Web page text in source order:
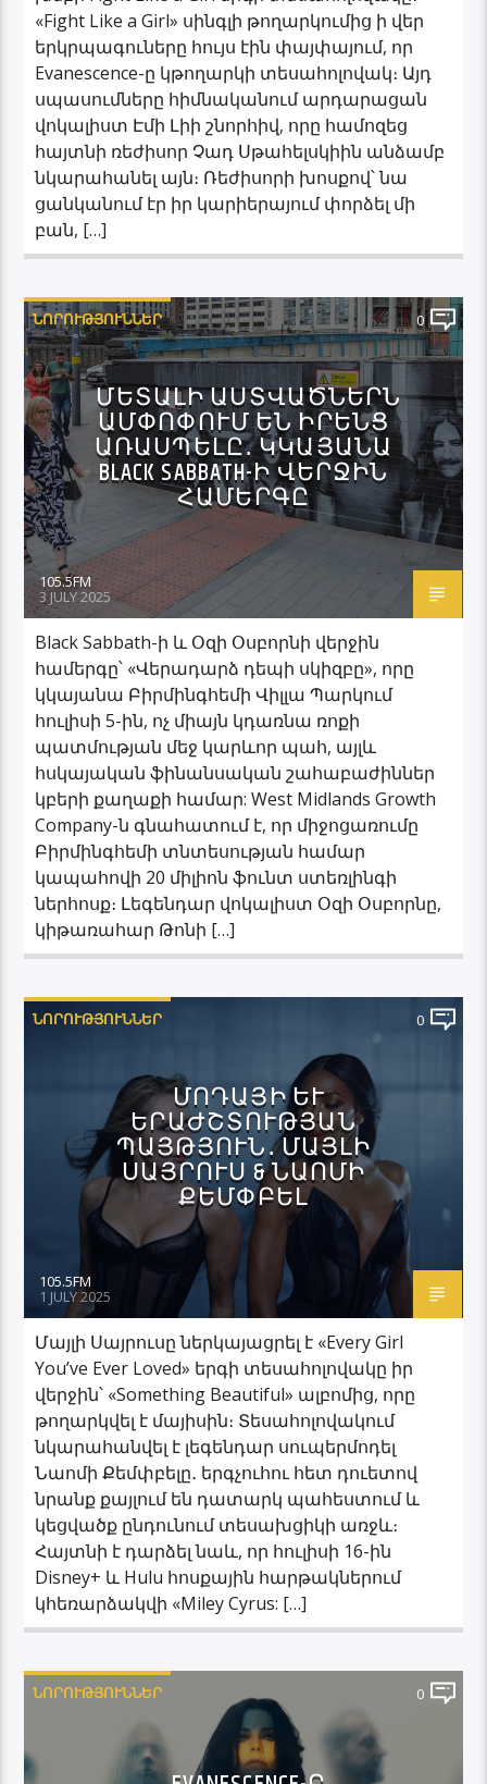
«Fight Like a Girl» սինգլի թողարկումից ի վեր
երկրպագուները հույս էին փայփայում, որ
Evanescence-ը կթողարկի տեսահոլովակ։ Այդ
սպասումները հիմնականում արդարացան
վոկալիստ Էմի Լիի շնորհիվ, որը համոզեց
հայտնի ռեժիսոր Չադ Սթահելսկիին անձամբ
նկարահանել այն։ Ռեժիսորի խոսքով՝ նա
ցանկանում էր իր կարիերայում փորձել մի
բան, […]
ՆՈՐՈՒԹՅՈՒՆՆԵՐ 0
ՄԵՏԱԼԻ ԱՍՏՎԱԾՆԵՐՆ
ԱՄՓՈՓՈՒՄ ԵՆ ԻՐԵՆՑ
ԱՌԱՍՊԵԼԸ․ ԿԿԱՅԱՆԱ
BLACK SABBATH-Ի ՎԵՐՋԻՆ
ՀԱՄԵՐԳԸ
105.5FM
3 JULY 2025
Black Sabbath-ի և Օզի Օսբորնի վերջին
համերգը՝ «Վերադարձ դեպի սկիզբը», որը
կկայանա Բիրմինգհեմի Վիլլա Պարկում
հուլիսի 5-ին, ոչ միայն կդառնա ռոքի
պատմության մեջ կարևոր պահ, այլև
հսկայական ֆինանսական շահաբաժիններ
կբերի քաղաքի համար: West Midlands Growth
Company-ն գնահատում է, որ միջոցառումը
Բիրմինգհեմի տնտեսության համար
կապահովի 20 միլիոն ֆունտ ստեռլինգի
ներհոսք։ Լեգենդար վոկալիստ Օզի Օսբորնը,
կիթառահար Թոնի […]
ՆՈՐՈՒԹՅՈՒՆՆԵՐ 0
ՄՈԴԱՅԻ ԵՒ Ե
ՐԱԺՇՏՈՒԹՅԱՆ Պ
ԱՅԹՅՈՒՆ․ ՄԱՅԼԻ Ս
ԱՅՐՈՒՍ & ՆԱՈՄԻ Ք
ԵՄՓԲԵԼ
105.5FM
1 JULY 2025
Մայլի Սայրուսը ներկայացրել է «Every Girl
You’ve Ever Loved» երգի տեսահոլովակը իր
վերջին՝ «Something Beautiful» ալբոմից, որը
թողարկվել է մայիսին։ Տեսահոլովակում
նկարահանվել է լեգենդար սուպերմոդել
Նաոմի Քեմփբելը․ երգչուհու հետ դուետով
նրանք քայլում են դատարկ պահեստում և
կեցվածք ընդունում տեսախցիկի առջև։
Հայտնի է դարձել նաև, որ հուլիսի 16-ին
Disney+ և Hulu հոսքային հարթակներում
կհեռարձակվի «Miley Cyrus: […]
ՆՈՐՈՒԹՅՈՒՆՆԵՐ 0